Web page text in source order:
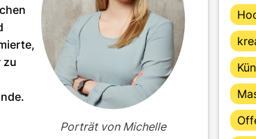
zu
Porträt von Michelle